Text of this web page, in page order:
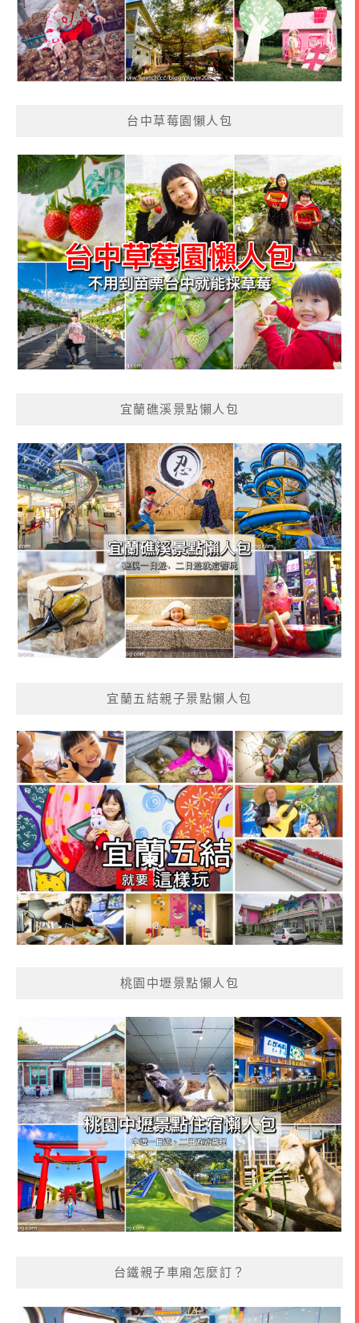
台中草莓園懶人包
宜蘭礁溪景點懶人包
宜蘭五結親子景點懶人包
桃園中壢景點懶人包
台鐵親子車廂怎麼訂？